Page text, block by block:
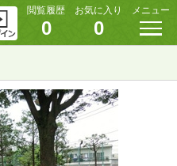
閲覧履歴
0
お気に入り
0
メニュー